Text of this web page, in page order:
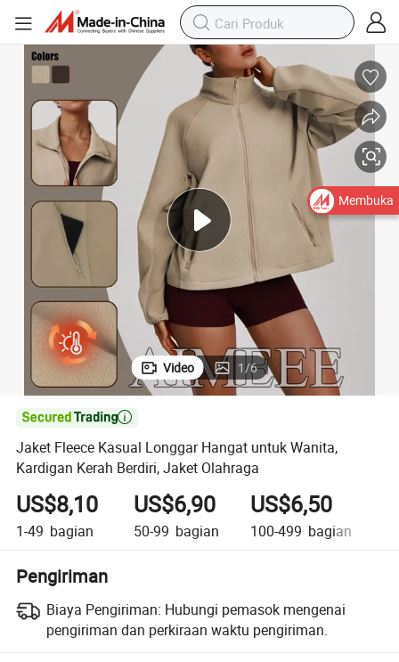
Video 1/6

Jaket Fleece Kasual Longgar Hangat untuk Wanita,
Kardigan Kerah Berdiri, Jaket Olahraga
US$8,10
1-49 bagian
US$6,90
50-99 bagian
US$6,50
100-499 bagian
Pengiriman
Biaya Pengiriman: Hubungi pemasok mengenai
pengiriman dan perkiraan waktu pengiriman.
Membuka